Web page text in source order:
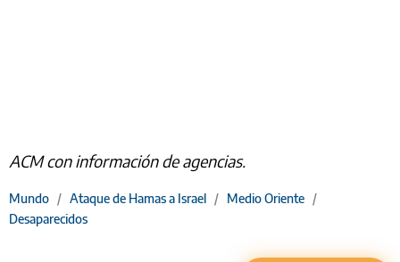
ACM con información de agencias.
Mundo / Ataque de Hamas a Israel / Medio Oriente /
Desaparecidos